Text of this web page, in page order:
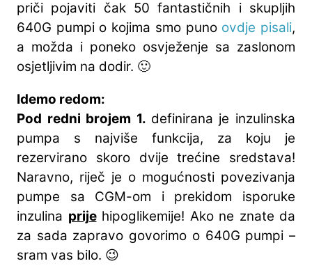
priči pojaviti čak 50 fantastičnih i skupljih
640G pumpi o kojima smo puno ovdje pisali,
a možda i poneko osvježenje sa zaslonom
osjetljivim na dodir. 🙂
Idemo redom:
Pod redni brojem 1. definirana je inzulinska
pumpa s najviše funkcija, za koju je
rezervirano skoro dvije trećine sredstava!
Naravno, riječ je o mogućnosti povezivanja
pumpe sa CGM-om i prekidom isporuke
inzulina prijehipoglikemije! Ako ne znate da
za sada zapravo govorimo o 640G pumpi –
sram vas bilo. 😉